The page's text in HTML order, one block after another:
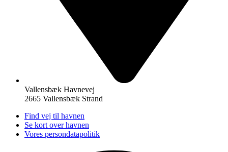
Vallensbæk Havnevej
2665 Vallensbæk Strand
Find vej til havnen
Se kort over havnen
Vores persondatapolitik